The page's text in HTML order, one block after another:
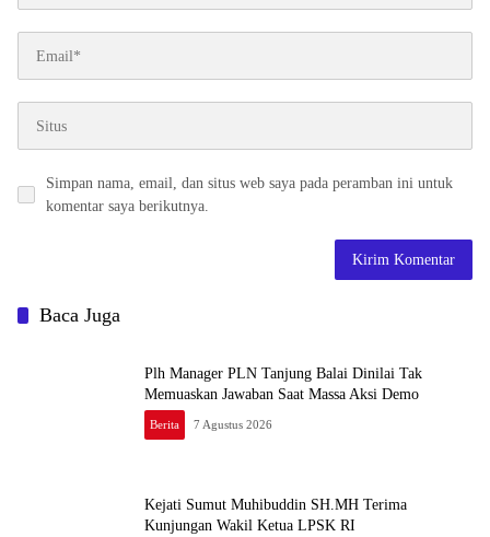
Simpan nama, email, dan situs web saya pada peramban ini untuk
komentar saya berikutnya.
Baca Juga
Plh Manager PLN Tanjung Balai Dinilai Tak
Memuaskan Jawaban Saat Massa Aksi Demo
Berita 7 Agustus 2026
Kejati Sumut Muhibuddin SH.MH Terima
Kunjungan Wakil Ketua LPSK RI